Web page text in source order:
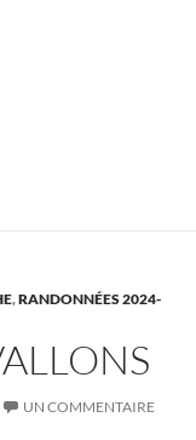
,RANDONNÉES 2024-
UN COMMENTAIRE